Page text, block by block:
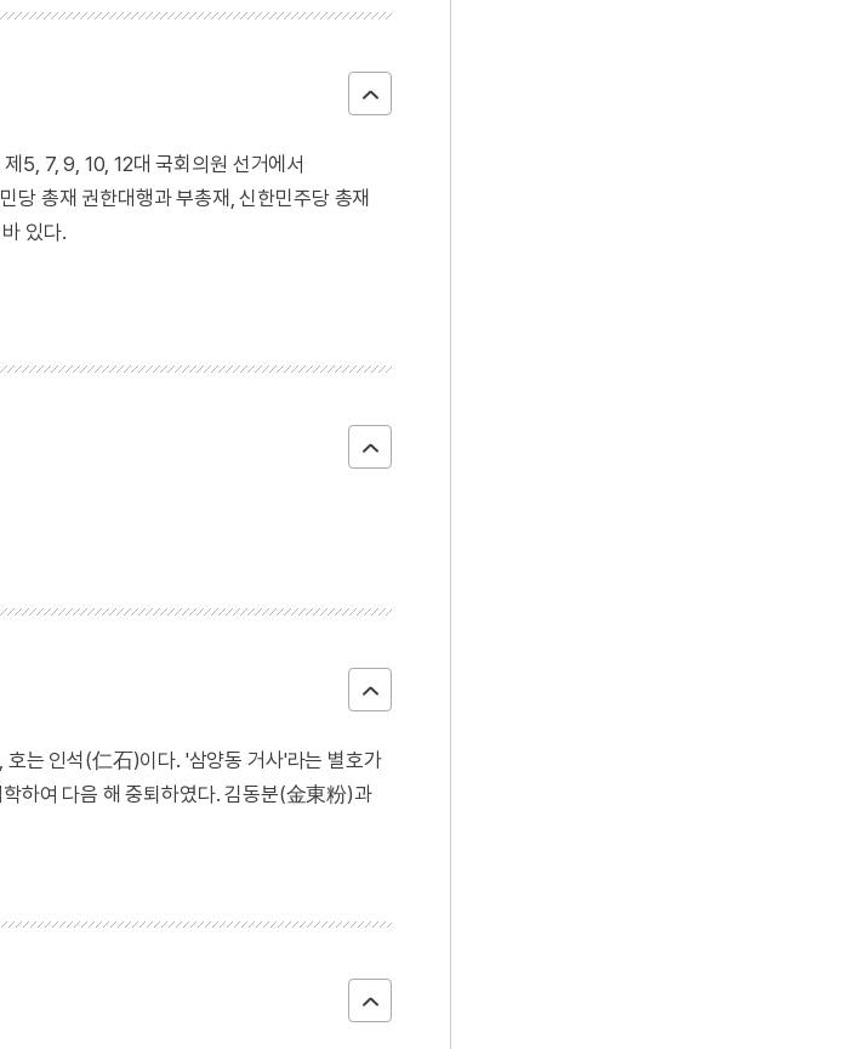
5, 7, 9, 10, 12대 국회의원 선거에서
당 총재 권한대행과 부총재, 신한민주당 총재
있다.
는 인석(仁石)이다. '삼양동 거사'라는 별호가
하여 다음 해 중퇴하였다. 김동분(金東粉)과